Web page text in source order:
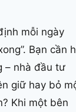
mỗi ngày
Bạn cần
– nhà đầu tư
giữ hay bỏ
Khi một bên